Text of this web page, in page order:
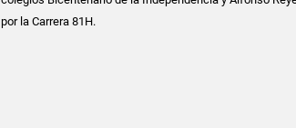
por la Carrera 81H.